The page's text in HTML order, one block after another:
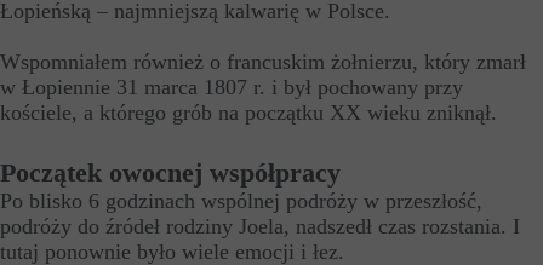
Łopieńską – najmniejszą kalwarię w Polsce.
Wspomniałem również o francuskim żołnierzu, który zmarł
w Łopiennie 31 marca 1807 r. i był pochowany przy
kościele, a którego grób na początku XX wieku zniknął.
Początek owocnej współpracy
Po blisko 6 godzinach wspólnej podróży w przeszłość,
podróży do źródeł rodziny Joela, nadszedł czas rozstania. I
tutaj ponownie było wiele emocji i łez.